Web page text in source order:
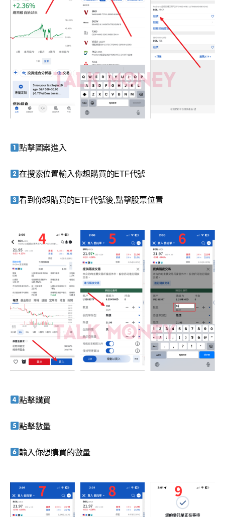
點擊圖案進入
在搜索位置輸入你想購買的ETF代號
看到你想購買的ETF代號後,點擊股票位置
點擊購買
點擊數量
輸入你想購買的數量